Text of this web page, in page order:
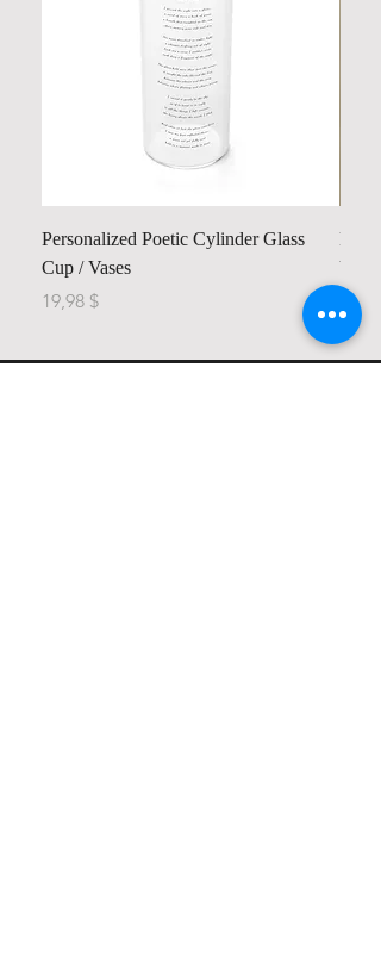
Personalized Poetic Cylinder Glass
Cup / Vases
Cena
19,98 $ Cena
23,78